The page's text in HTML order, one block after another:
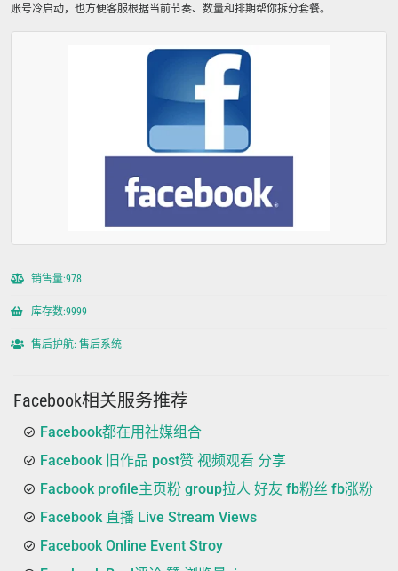
账号冷启动，也方便客服根据当前节奏、数量和排期帮你拆分套餐。
销售量:978
库存数:9999
售后护航: 售后系统
Facebook相关服务推荐
Facebook都在用社媒组合
Facebook 旧作品 post赞 视频观看 分享
Facbook profile主页粉 group拉人 好友 fb粉丝 fb涨粉
Facebook 直播 Live Stream Views
Facebook Online Event Stroy